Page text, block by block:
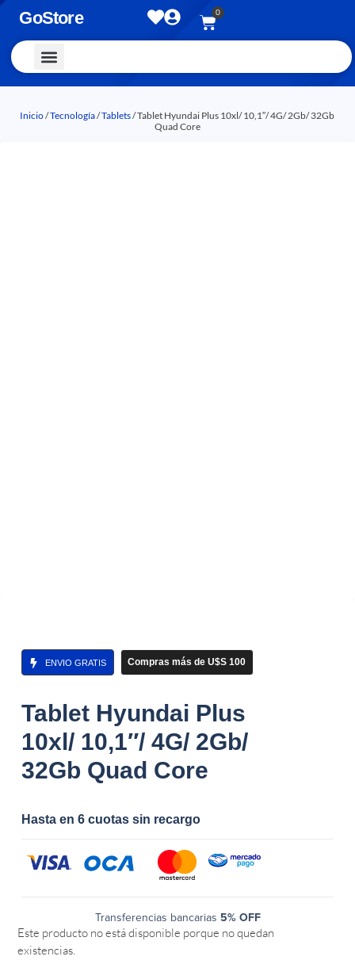
GoStore 0
Inicio/Tecnología/Tablets/ Tablet Hyundai Plus 10xl/ 10,1″/ 4G/ 2Gb/ 32Gb
Quad Core
ENVIO GRATIS Compras más de U$S 100
Tablet Hyundai Plus
10xl/ 10,1″/ 4G/ 2Gb/
32Gb Quad Core
Hasta en 6 cuotas sin recargo
Transferencias bancarias 5% OFF
Este producto no está disponible porque no quedan
existencias.